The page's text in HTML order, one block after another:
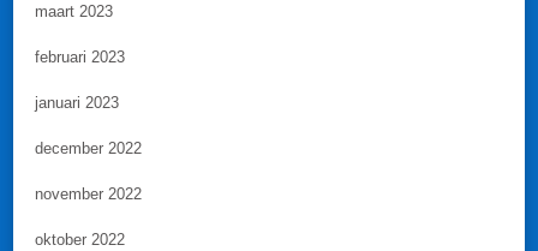
maart 2023
februari 2023
januari 2023
december 2022
november 2022
oktober 2022